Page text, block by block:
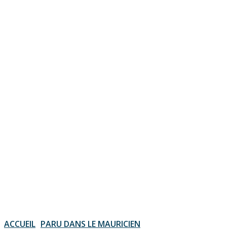
ACCUEIL PARU DANS LE MAURICIEN